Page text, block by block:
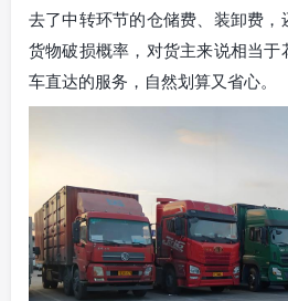
去了中转环节的仓储费、装卸费
货物破损概率，对货主来说相当
车直达的服务，自然划算又省心。